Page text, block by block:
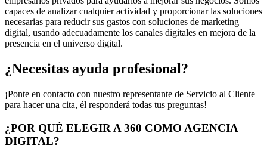
capaces de analizar cualquier actividad y proporcionar las soluciones
necesarias para reducir sus gastos con soluciones de marketing
digital, usando adecuadamente los canales digitales en mejora de la
presencia en el universo digital.
¿Necesitas ayuda profesional?
¡Ponte en contacto con nuestro representante de Servicio al Cliente
para hacer una cita, él responderá todas tus preguntas!
¿POR QUÉ ELEGIR A 360 COMO AGENCIA
DIGITAL?